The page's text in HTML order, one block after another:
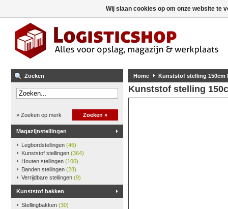
Zoeken
» Zoeken op merk Zoeken »
Magazijnstellingen
Legbordstellingen (46)
Kunststof stellingen (364)
Houten stellingen (100)
Banden stellingen (28)
Verrijdbare stellingen (9)
Kunststof bakken
Stellingbakken (30)
Home Kunststof stelling 150cm
Kunststof stelling
Wij slaan cookies op om onze website te